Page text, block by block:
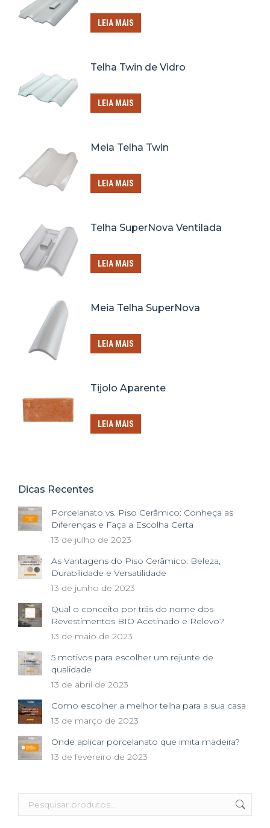
LEIA MAIS
Telha Twin de Vidro
LEIA MAIS
Meia Telha Twin
LEIA MAIS
Telha SuperNova Ventilada
LEIA MAIS
Meia Telha SuperNova
LEIA MAIS
Tijolo Aparente
LEIA MAIS
Dicas Recentes
Porcelanato vs. Piso Cerâmico: Conheça as
Diferenças e Faça a Escolha Certa
13 de julho de 2023
As Vantagens do Piso Cerâmico: Beleza,
Durabilidade e Versatilidade
13 de junho de 2023
Qual o conceito por trás do nome dos
Revestimentos BIO Acetinado e Relevo?
13 de maio de 2023
5 motivos para escolher um rejunte de
qualidade
13 de abril de 2023
Como escolher a melhor telha para a sua casa
13 de março de 2023
Onde aplicar porcelanato que imita madeira?
13 de fevereiro de 2023